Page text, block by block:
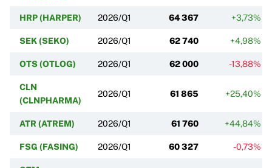
HRP (HARPER) 2026/Q1 64 367 +3,73%
SEK (SEKO) 2026/Q1 62 740 +4,98%
OTS (OTLOG) 2026/Q1 62 000 -13,88%
CLN
(CLNPHARMA)
2026/Q1 61 865 +25,40%
ATR (ATREM) 2026/Q1 61 760 +44,84%
FSG (FASING) 2026/Q1 60 327 -0,73%